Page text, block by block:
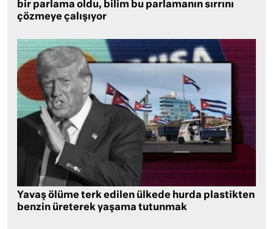
bir parlama oldu, bilim bu parlamanın sırrını
çözmeye çalışıyor
Yavaş ölüme terk edilen ülkede hurda plastikten
benzin üreterek yaşama tutunmak